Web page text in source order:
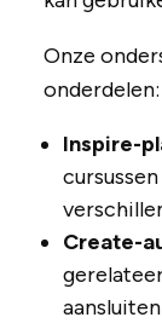
Onze
onderdelen:
Inspire-
Create-